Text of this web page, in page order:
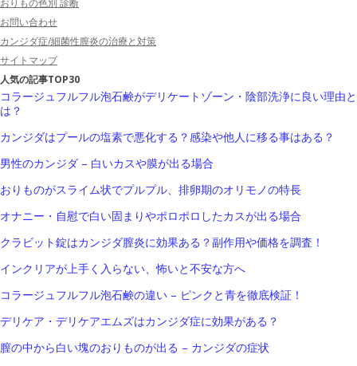
おりもの色別 診断
お問い合わせ
カンジダ症/細菌性膣炎の治療と対策
サイトマップ
人気の記事TOP30
コラージュフルフル泡石鹸がデリケートゾーン・陰部洗浄に良い理由と
は？
カンジダはプールの塩素で悪化する？感染や他人に移る事はある？
男性のカンジダ – 白いカスや膜が出る場合
おりものがスライム状でプルプル、排卵期のオリモノの特長
オナニー・自慰で白い固まりやポロポロしたカスが出る場合
クラビット錠はカンジダ膣炎に効果ある？副作用や価格を調査！
インクリアが上手く入らない、怖いと不安な方へ
コラージュフルフル泡石鹸の違い – ピンクと青を徹底検証！
デリケア・デリケアエムズはカンジダ症に効果がある？
膣の中から白い塊のおりものが出る – カンジダの症状